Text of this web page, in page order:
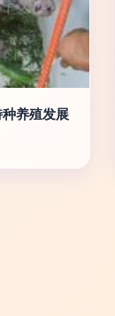
养殖发展